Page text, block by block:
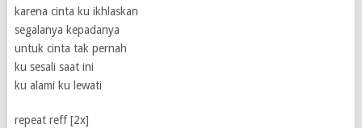
karena cinta ku ikhlaskan
segalanya kepadanya
untuk cinta tak pernah
ku sesali saat ini
ku alami ku lewati
repeat reff [2x]